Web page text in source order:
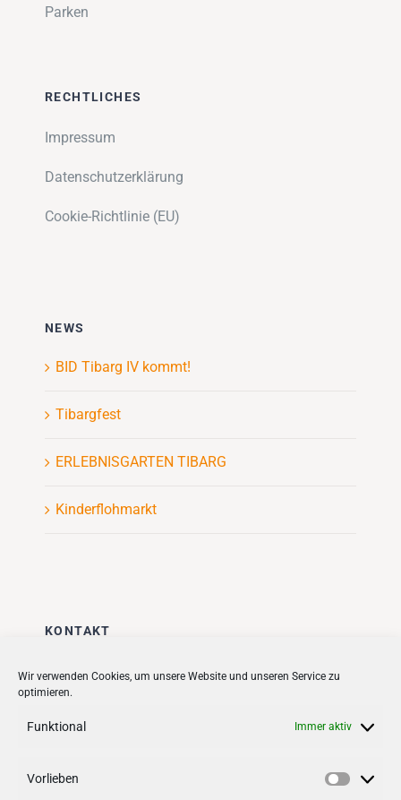
Wir verwenden Cookies, um unsere Website und unseren Service zu
optimieren.
Funktional Immer aktiv
Vorlieben
Parken
RECHTLICHES
Impressum
Datenschutzerklärung
Cookie-Richtlinie (EU)
NEWS
BID Tibarg IV kommt!
Tibargfest
ERLEBNISGARTEN TIBARG
Kinderflohmarkt
KONTAKT
Stadt + Handel City- und
Quartiersmanagement